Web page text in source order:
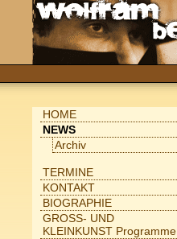
HOME
NEWS
Archiv
TERMINE
KONTAKT
BIOGRAPHIE
GROSS- UND
KLEINKUNST Programme